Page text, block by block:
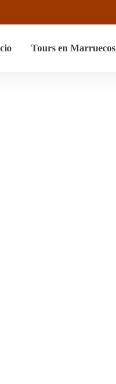
Tours en Marruecos